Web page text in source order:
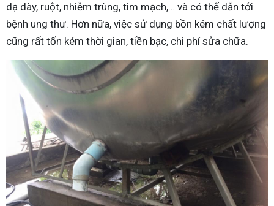
dạ dày, ruột, nhiễm trùng, tim mạch,… và có thể dẫn tới
bệnh ung thư. Hơn nữa, việc sử dụng bồn kém chất lượng
cũng rất tốn kém thời gian, tiền bạc, chi phí sửa chữa.